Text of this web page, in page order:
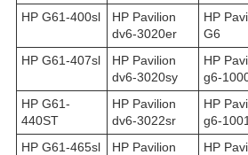
HP G61-400sl
HP Pavilion
dv6-3020er
HP
G6
HP G61-407sl
HP Pavilion
dv6-3020sy
HP
g6-
HP G61-
440ST
HP Pavilion
dv6-3022sr
HP
g6-
HP G61-465sl
HP Pavilion
HP